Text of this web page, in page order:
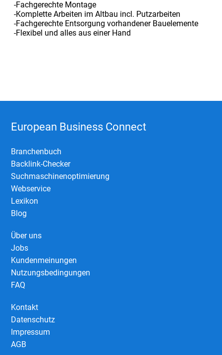
-Fachgerechte Montage
-Komplette Arbeiten im Altbau incl. Putzarbeiten
-Fachgerechte Entsorgung vorhandener Bauelemente
-Flexibel und alles aus einer Hand
European Business Connect
Branchenbuch
Backlink-Checker
Suchmaschinenoptimierung
Webservice
Lexikon
Blog
Über uns
Jobs
Kundenmeinungen
Nutzungsbedingungen
FAQ
Kontakt
Datenschutz
Impressum
AGB